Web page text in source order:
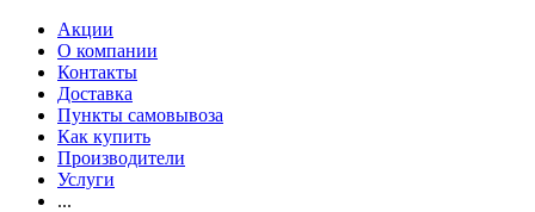
Акции
О компании
Контакты
Доставка
Пункты самовывоза
Как купить
Производители
Услуги
...